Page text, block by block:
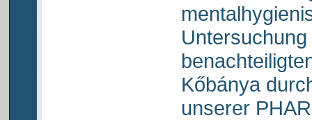
Kőbánya
unserer